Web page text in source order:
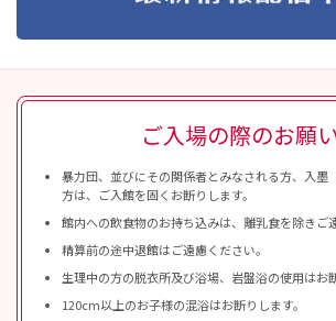
ご入場の際のお願
暴力団、並びにその関係者とみなされる方、入墨
方は、ご入館を固くお断りします。
館内への飲食物のお持ち込みは、離乳食を除きご
精算前の途中退館はご遠慮ください。
生理中の方の脱衣所及び浴場、岩盤浴の使用はお
120cm以上のお子様の混浴はお断りします。